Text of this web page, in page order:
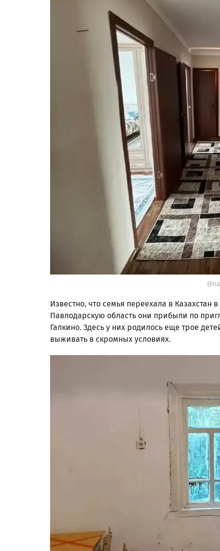
Известно, что семья переехала в Казахстан
Павлодарскую область они прибыли по
Галкино. Здесь у них родилось еще трое
выживать в скромных условиях.